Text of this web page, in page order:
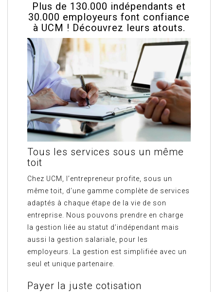
Plus de 130.000 indépendants et
30.000 employeurs font confiance
à UCM ! Découvrez leurs atouts.
Tous les services sous un même
toit
Chez UCM, l’entrepreneur profite, sous un
même toit, d’une gamme complète de services
adaptés à chaque étape de la vie de son
entreprise. Nous pouvons prendre en charge
la gestion liée au statut d’indépendant mais
aussi la gestion salariale, pour les
employeurs. La gestion est simplifiée avec un
seul et unique partenaire.
Payer la juste cotisation